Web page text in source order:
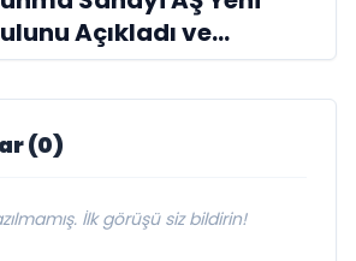
Açıkladı ve
Küresel Vizyon
(0)
İlk görüşü siz bildirin!